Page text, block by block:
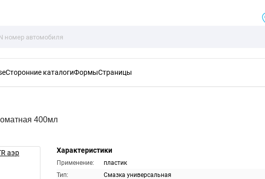
Сторонние каталогиФормыСтраницы
400мл
Характеристики
Применение:
пластик
Тип:
Смазка универсальная